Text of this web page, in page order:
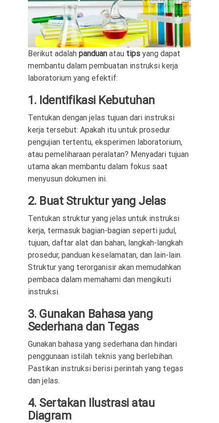
Berikut adalah panduanatau tipsyang dapat
membantu dalam pembuatan instruksi kerja
laboratorium yang efektif:
1. Identifikasi Kebutuhan
Tentukan dengan jelas tujuan dari instruksi
kerja tersebut: Apakah itu untuk prosedur
pengujian tertentu, eksperimen laboratorium,
atau pemeliharaan peralatan? Menyadari tujuan
utama akan membantu dalam fokus saat
menyusun dokumen ini.
2. Buat Struktur yang Jelas
Tentukan struktur yang jelas untuk instruksi
kerja, termasuk bagian-bagian seperti judul,
tujuan, daftar alat dan bahan, langkah-langkah
prosedur, panduan keselamatan, dan lain-lain.
Struktur yang terorganisir akan memudahkan
pembaca dalam memahami dan mengikuti
instruksi.
3. Gunakan Bahasa yang
Sederhana dan Tegas
Gunakan bahasa yang sederhana dan hindari
penggunaan istilah teknis yang berlebihan.
Pastikan instruksi berisi perintah yang tegas
dan jelas.
4. Sertakan Ilustrasi atau
Diagram